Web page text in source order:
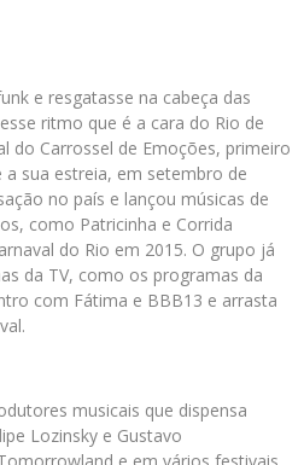
e resgatasse na cabeça das
ritmo que é a cara do Rio de
do Carrossel de Emoções, primeiro
sua estreia, em setembro de
no país e lançou músicas de
como Patricinha e Corrida
do Rio em 2015. O grupo já
da TV, como os programas da
com Fátima e BBB13 e arrasta
musicais que dispensa
Lozinsky e Gustavo